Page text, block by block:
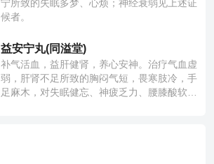
宁所致的失眠多梦、心烦；神经衰弱见上述证
候者。
益安宁丸(同溢堂)
补气活血，益肝健肾，养心安神。治疗气血虚
弱，肝肾不足所致的胸闷气短，畏寒肢冷，手
足麻木，对失眠健忘、神疲乏力、腰膝酸软也